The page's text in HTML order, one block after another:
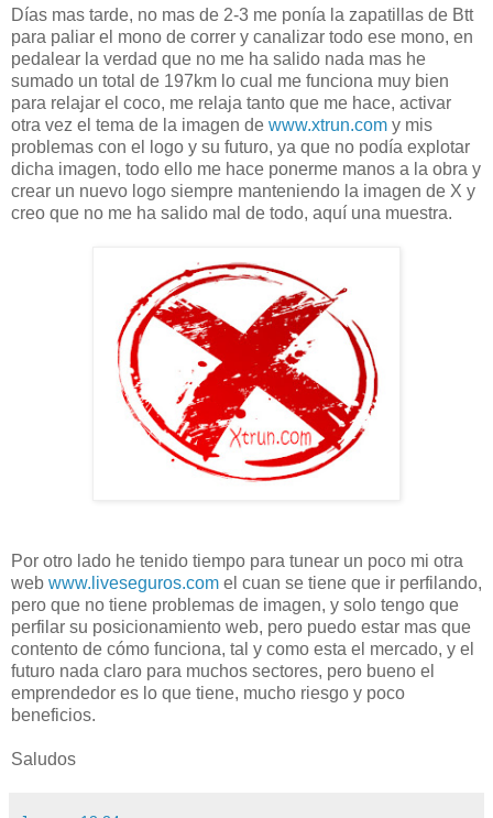
Días mas tarde, no mas de 2-3 me ponía la zapatillas de Btt
para paliar el mono de correr y canalizar todo ese mono, en
pedalear la verdad que no me ha salido nada mas he
sumado un total de 197km lo cual me funciona muy bien
para relajar el coco, me relaja tanto que me hace, activar
otra vez el tema de la imagen de www.xtrun.com y mis
problemas con el logo y su futuro, ya que no podía explotar
dicha imagen, todo ello me hace ponerme manos a la obra y
crear un nuevo logo siempre manteniendo la imagen de X y
creo que no me ha salido mal de todo, aquí una muestra.
Por otro lado he tenido tiempo para tunear un poco mi otra
web www.liveseguros.com el cuan se tiene que ir perfilando,
pero que no tiene problemas de imagen, y solo tengo que
perfilar su posicionamiento web, pero puedo estar mas que
contento de cómo funciona, tal y como esta el mercado, y el
futuro nada claro para muchos sectores, pero bueno el
emprendedor es lo que tiene, mucho riesgo y poco
beneficios.
Saludos